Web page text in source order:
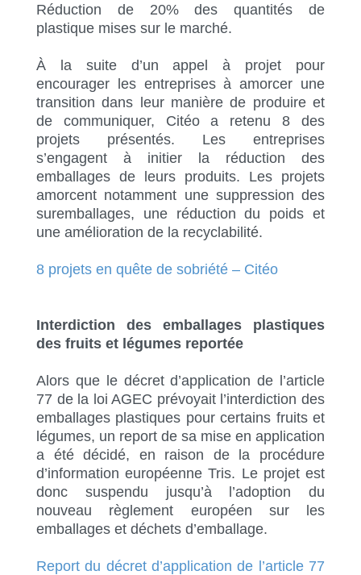
Réduction de 20% des quantités de
plastique mises sur le marché.
À la suite d’un appel à projet pour
encourager les entreprises à amorcer une
transition dans leur manière de produire et
de communiquer, Citéo a retenu 8 des
projets présentés. Les entreprises
s’engagent à initier la réduction des
emballages de leurs produits. Les projets
amorcent notamment une suppression des
suremballages, une réduction du poids et
une amélioration de la recyclabilité.
8 projets en quête de sobriété – Citéo
Interdiction des emballages plastiques
des fruits et légumes reportée
Alors que le décret d’application de l’article
77 de la loi AGEC prévoyait l’interdiction des
emballages plastiques pour certains fruits et
légumes, un report de sa mise en application
a été décidé, en raison de la procédure
d’information européenne Tris. Le projet est
donc suspendu jusqu’à l’adoption du
nouveau règlement européen sur les
emballages et déchets d’emballage.
Report du décret d’application de l’article 77